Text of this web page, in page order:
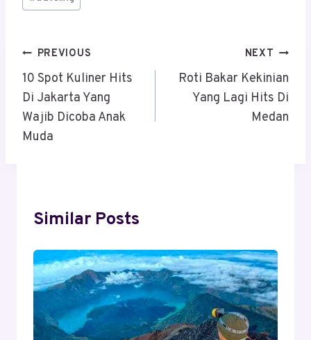
Post
Navigation
PREVIOUS
10 Spot Kuliner Hits
Di Jakarta Yang
Wajib Dicoba Anak
Muda
NEXT
Roti Bakar Kekinian
Yang Lagi Hits Di
Medan
Similar Posts